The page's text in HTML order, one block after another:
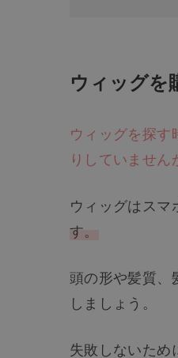
ウィッグを
ウィッグを探す
りしていません
ウィッグはスマ
す。
頭の形や髪質、
しましょう。
失敗しないため